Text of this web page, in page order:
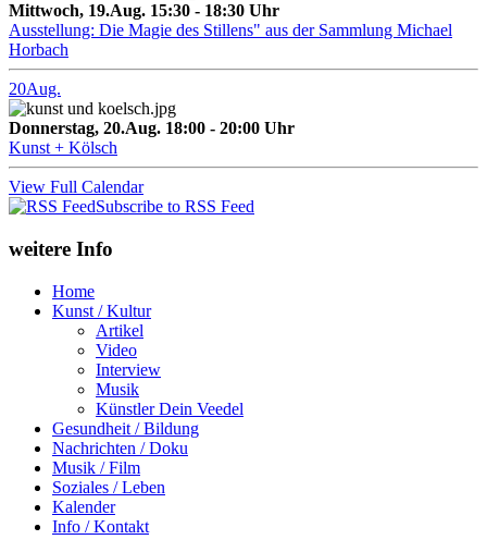
Mittwoch, 19.Aug. 15:30 - 18:30 Uhr
Ausstellung: Die Magie des Stillens" aus der Sammlung Michael
Horbach
20Aug.
Donnerstag, 20.Aug. 18:00 - 20:00 Uhr
Kunst + Kölsch
View Full Calendar
Subscribe to RSS Feed
weitere Info
Home
Kunst / Kultur
Artikel
Video
Interview
Musik
Künstler Dein Veedel
Gesundheit / Bildung
Nachrichten / Doku
Musik / Film
Soziales / Leben
Kalender
Info / Kontakt